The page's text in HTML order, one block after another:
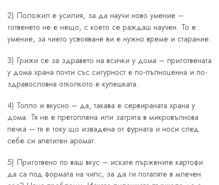
2) Положил е усилия, за да научи ново умение –
готвенето не е нещо, с което се раждаш научен. То е
умение, за чието усвояване ви е нужно време и старание.
3) Грижи се за здравето на всички у дома – приготвената
у дома храна почти със сигурност е по-пълноценна и по-
здравословна отколкото е купешката.
4) Топло и вкусно – да, такава е сервираната храна у
дома. Тя не е претоплена или загрята в микровълнова
печка – тя е току що извадена от фурната и носи след
себе си апетитен аромат.
5) Приготвено по ваш вкус – искате пържените картофи
да са под формата на чипс, за да ги потапяте в млечен